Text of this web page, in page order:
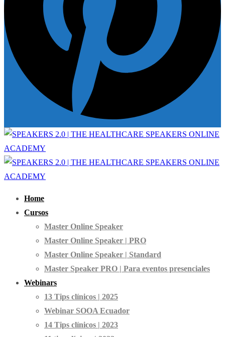
Home
Cursos
Master Online Speaker
Master Online Speaker | PRO
Master Online Speaker | Standard
Master Speaker PRO | Para eventos presenciales
Webinars
13 Tips clínicos | 2025
Webinar SOOA Ecuador
14 Tips clínicos | 2023